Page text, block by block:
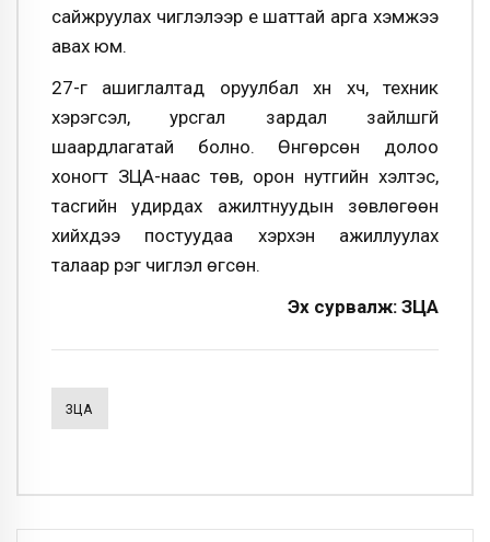
сайжруулах чиглэлээр үе шаттай арга хэмжээ
авах юм.
27-г ашиглалтад оруулбал хүн хүч, техник
хэрэгсэл, урсгал зардал зайлшгүй
шаардлагатай болно. Өнгөрсөн долоо
хоногт ЗЦА-наас төв, орон нутгийн хэлтэс,
тасгийн удирдах ажилтнуудын зөвлөгөөн
хийхдээ постуудаа хэрхэн ажиллуулах
талаар үүрэг чиглэл өгсөн.
Эх сурвалж: ЗЦА
ЗЦА